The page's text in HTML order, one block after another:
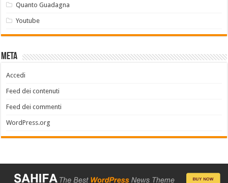
Quanto Guadagna
Youtube
Meta
Accedi
Feed dei contenuti
Feed dei commenti
WordPress.org